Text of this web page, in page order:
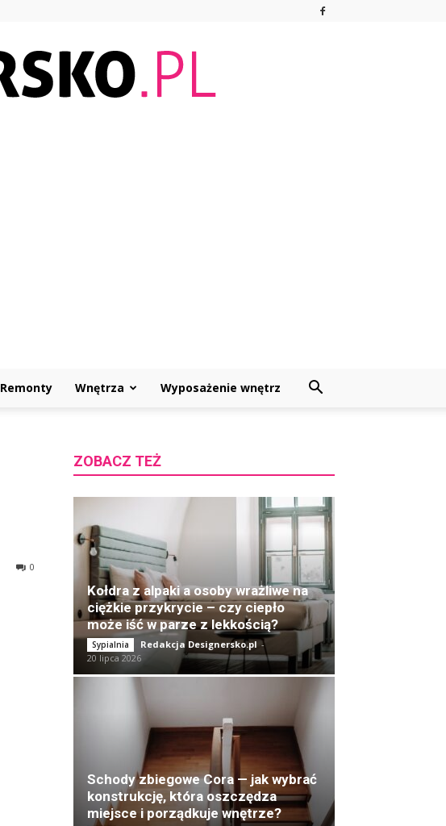
Remonty Wnętrza Wyposażenie wnętrz
0
ZOBACZ TEŻ
Kołdra z alpaki a osoby wrażliwe na
ciężkie przykrycie – czy ciepło
może iść w parze z lekkością?
Sypialnia Redakcja Designersko.pl -
20 lipca 2026
Schody zbiegowe Cora — jak wybrać
konstrukcję, która oszczędza
miejsce i porządkuje wnętrze?